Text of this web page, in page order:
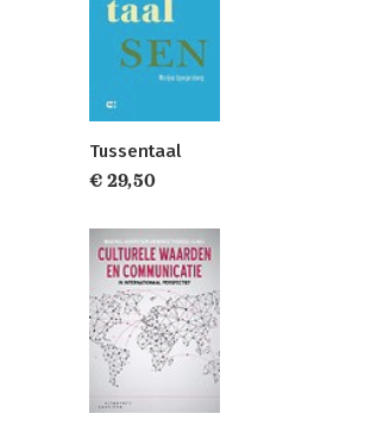
Tussentaal
€ 29,50